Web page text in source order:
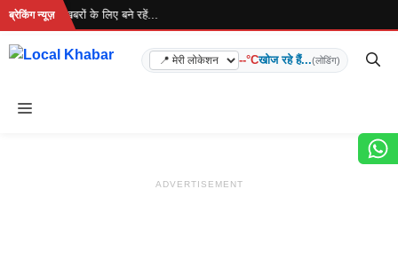
Skip
content
ब्रेकिंग न्यूज़
है... ताज़ा खबरों के लिए बने रहें...
--°Cखोज रहे हैं...(लोडिंग)
Menu
ADVERTISEMENT